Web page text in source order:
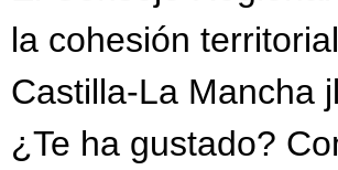
la cohesión
Castilla-La Mancha
¿Te ha gustado?